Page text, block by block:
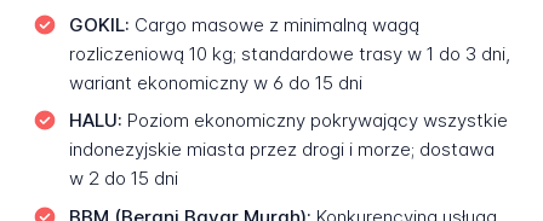
GOKIL: Cargo masowe z minimalną wagą
rozliczeniową 10 kg; standardowe trasy w 1 do 3 dni,
wariant ekonomiczny w 6 do 15 dni
HALU: Poziom ekonomiczny pokrywający wszystkie
indonezyjskie miasta przez drogi i morze; dostawa
w 2 do 15 dni